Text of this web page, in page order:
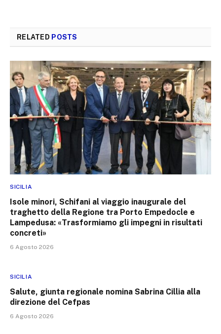
RELATED POSTS
SICILIA
Isole minori, Schifani al viaggio inaugurale del
traghetto della Regione tra Porto Empedocle e
Lampedusa: «Trasformiamo gli impegni in risultati
concreti»
6 Agosto 2026
SICILIA
Salute, giunta regionale nomina Sabrina Cillia alla
direzione del Cefpas
6 Agosto 2026